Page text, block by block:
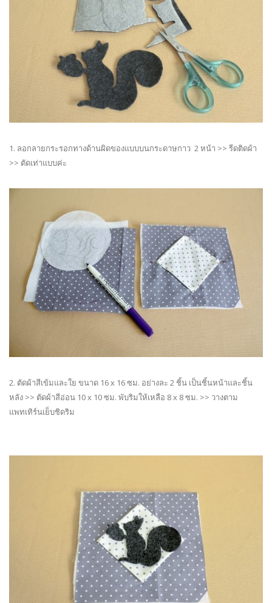
1. ลอกลายกระรอกทางด้านผิดของแบบบนกระดาษกาว 2 หน้า >> รีดติดผ้า
>> ตัดเท่าแบบค่ะ
2. ตัดผ้าสีเข้มและใย ขนาด 16 x 16 ซม. อย่างละ 2 ชิ้น เป็นชิ้นหน้าและชิ้น
หลัง >> ตัดผ้าสีอ่อน 10 x 10 ซม. พับริมให้เหลือ 8 x 8 ซม. >> วางตาม
แพทเทิร์นเย็บชิดริม